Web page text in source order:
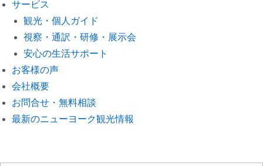
サービス
観光・個人ガイド
視察・通訳・研修・展示会
安心の生活サポート
お客様の声
会社概要
お問合せ・無料相談
最新のニューヨーク観光情報